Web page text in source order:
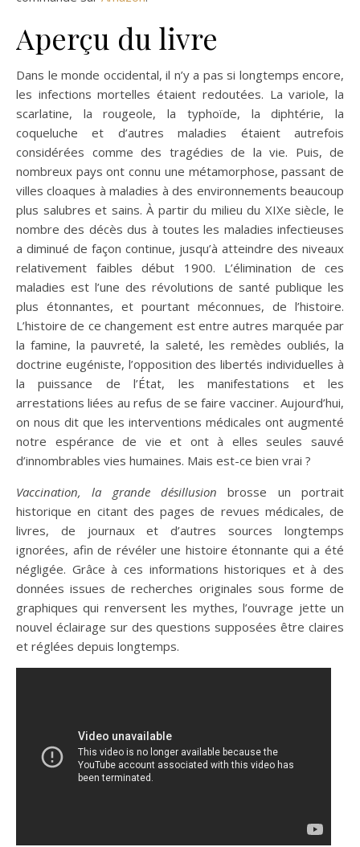
Aperçu du livre
Dans le monde occidental, il n’y a pas si longtemps encore,
les infections mortelles étaient redoutées. La variole, la
scarlatine, la rougeole, la typhoïde, la diphtérie, la
coqueluche et d’autres maladies étaient autrefois
considérées comme des tragédies de la vie. Puis, de
nombreux pays ont connu une métamorphose, passant de
villes cloaques à maladies à des environnements beaucoup
plus salubres et sains. À partir du milieu du XIXe siècle, le
nombre des décès dus à toutes les maladies infectieuses
a diminué de façon continue, jusqu’à atteindre des niveaux
relativement faibles début 1900. L’élimination de ces
maladies est l’une des révolutions de santé publique les
plus étonnantes, et pourtant méconnues, de l’histoire.
L’histoire de ce changement est entre autres marquée par
la famine, la pauvreté, la saleté, les remèdes oubliés, la
doctrine eugéniste, l’opposition des libertés individuelles à
la puissance de l’État, les manifestations et les
arrestations liées au refus de se faire vacciner. Aujourd’hui,
on nous dit que les interventions médicales ont augmenté
notre espérance de vie et ont à elles seules sauvé
d’innombrables vies humaines. Mais est-ce bien vrai ?
Vaccination, la grande désillusion brosse un portrait
historique en citant des pages de revues médicales, de
livres, de journaux et d’autres sources longtemps
ignorées, afin de révéler une histoire étonnante qui a été
négligée. Grâce à ces informations historiques et à des
données issues de recherches originales sous forme de
graphiques qui renversent les mythes, l’ouvrage jette un
nouvel éclairage sur des questions supposées être claires
et réglées depuis longtemps.